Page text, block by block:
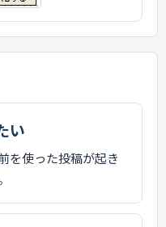
い
を使った投稿が起き